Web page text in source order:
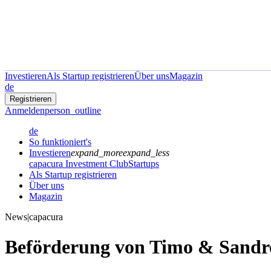
InvestierenAls Startup registrierenÜber unsMagazin
de
Registrieren
Anmeldenperson_outline
de
So funktioniert's
Investierenexpand_moreexpand_less
capacura Investment ClubStartups
Als Startup registrieren
Über uns
Magazin
News|capacura
Beförderung von Timo &